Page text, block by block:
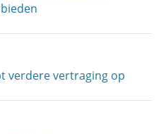
verdere vertraging op